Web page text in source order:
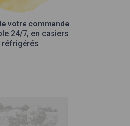
votre commande
24/7, en casiers
réfrigérés